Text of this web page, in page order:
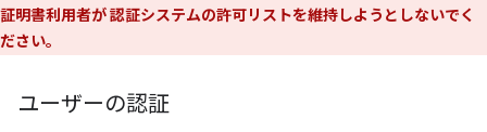
証明書利用者が 認証システムの許可リストを維持しようとしないでく
ださい。
ユーザーの認証